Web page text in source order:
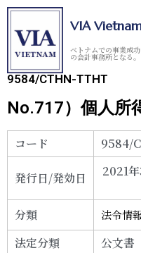
VIA
ベトナムでの事業成
の会計事務所となる。
9584/CTHN-TTHT
No.717）個人所
コード 9584/
発行日/発効日 2021
分類 法令情
法定分類
公文書